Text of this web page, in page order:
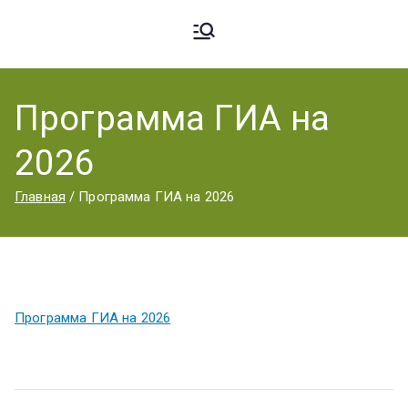
Ардато
вский
Аграрн
аграрный
Программа ГИА на
2026
Главная Программа ГИА на 2026
Программа ГИА на 2026